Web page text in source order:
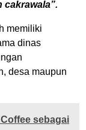
cakrawala”.
memiliki
dinas
desa maupun
sebagai